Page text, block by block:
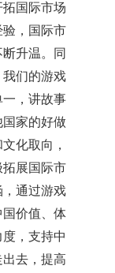
国际市场
，国际市
升温。同
们的游戏
，讲故事
家的好做
化取向，
展国际市
通过游戏
价值、体
，支持中
去，提高